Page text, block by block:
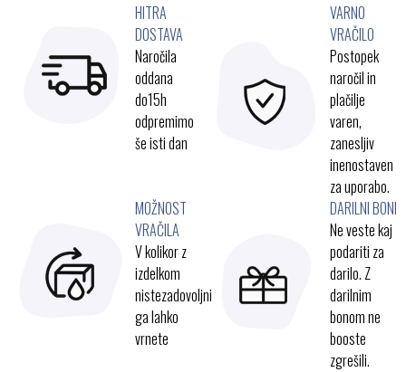
HITRA
DOSTAVA
Naročila
oddana
do15h
odpremimo
še isti dan
VARNO
VRAČILO
Postopek
naročil in
plačilje
varen,
zanesljiv
inenostaven
za uporabo.
MOŽNOST
VRAČILA
V kolikor z
izdelkom
nistezadovoljni
ga lahko
vrnete
DARILNI BONI
Ne veste kaj
podariti za
darilo. Z
darilnim
bonom ne
booste
zgrešili.